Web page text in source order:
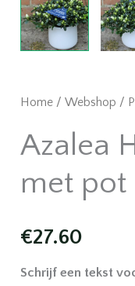
Home /Webshop /
Azalea
met pot
€27.60
Schrijf een tekst